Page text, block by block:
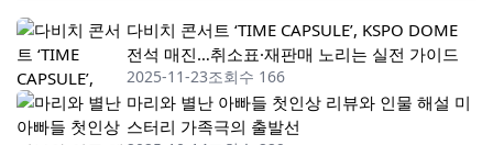
다비치 콘서트 ‘TIME CAPSULE’, KSPO DOME
전석 매진…취소표·재판매 노리는 실전 가이드
2025-11-23조회수 166
마리와 별난 아빠들 첫인상 리뷰와 인물 해설 미
스터리 가족극의 출발선